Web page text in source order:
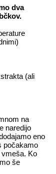
dva
(ali
na
naredijo
eno
počakamo
Ko
še